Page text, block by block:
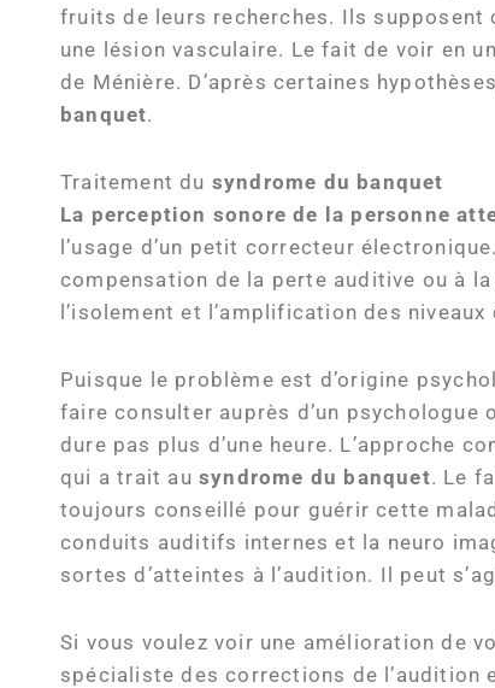
fruits de leurs recherches. Ils supposent
une lésion vasculaire. Le fait de voir en
de Ménière. D’après certaines
banquet.
Traitement du syndrome du banquet
La perception sonore de la personne
l’usage d’un petit correcteur
compensation de la perte auditive ou à
l’isolement et l’amplification des
Puisque le problème est d’origine
faire consulter auprès d’un psychologue
dure pas plus d’une heure. L’approche
qui a trait au syndrome du banquet. Le
toujours conseillé pour guérir cette
conduits auditifs internes et la neuro
sortes d’atteintes à l’audition. Il peut
Si vous voulez voir une amélioration de
spécialiste des corrections de l’audition